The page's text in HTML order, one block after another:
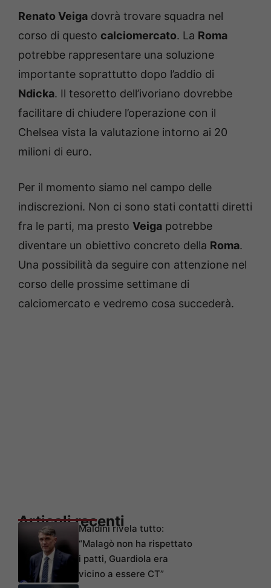
Renato Veiga dovrà trovare squadra nel
corso di questo calciomercato. La Roma
potrebbe rappresentare una soluzione
importante soprattutto dopo l’addio di
Ndicka. Il tesoretto dell’ivoriano dovrebbe
facilitare di chiudere l’operazione con il
Chelsea vista la valutazione intorno ai 20
milioni di euro.
Per il momento siamo nel campo delle
indiscrezioni. Non ci sono stati contatti diretti
fra le parti, ma presto Veiga potrebbe
diventare un obiettivo concreto della Roma.
Una possibilità da seguire con attenzione nel
corso delle prossime settimane di
calciomercato e vedremo cosa succederà.
Articoli recenti
Maldini rivela tutto:
“Malagò non ha rispettato
i patti, Guardiola era
vicino a essere CT”